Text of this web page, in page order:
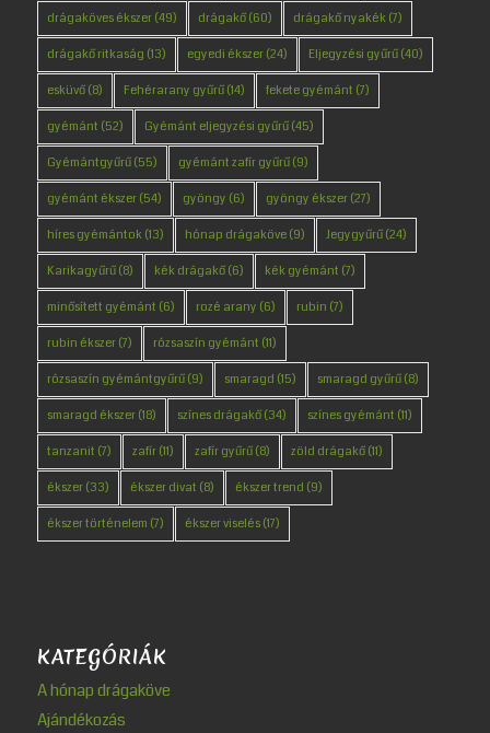
drágaköves ékszer(49) drágakő(60) drágakő nyakék(7)
drágakő ritkaság (13) egyedi ékszer(24) Eljegyzési gyűrű(40)
esküvő(8) Fehérarany gyűrű(14) fekete gyémánt (7)
gyémánt (52) Gyémánt eljegyzési gyűrű(45)
Gyémántgyűrű(55) gyémánt zafír gyűrű(9)
gyémánt ékszer(54) gyöngy (6) gyöngy ékszer(27)
híres gyémántok(13) hónap drágaköve(9) Jegygyűrű(24)
Karikagyűrű(8) kék drágakő(6) kék gyémánt (7)
minősített gyémánt (6) rozé arany (6) rubin (7)
rubin ékszer(7) rózsaszín gyémánt (11)
rózsaszín gyémántgyűrű(9) smaragd (15) smaragd gyűrű(8)
smaragd ékszer(18) színes drágakő(34) színes gyémánt (11)
tanzanit (7) zafír(11) zafír gyűrű(8) zöld drágakő(11)
ékszer(33) ékszer divat (8) ékszer trend (9)
ékszer történelem (7) ékszer viselés(17)
KATEGÓRIÁK
A hónap drágaköve
Ajándékozás